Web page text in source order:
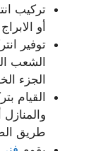
تركيب
أو
توفير
الشعب
الجزء
القيام
طريق